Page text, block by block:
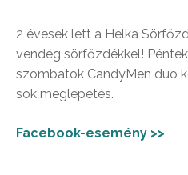
2 évesek lett a Helka
vendég sörfőzdékkel!
szombatok CandyMen duo
sok meglepetés.
Facebook-esemény >>